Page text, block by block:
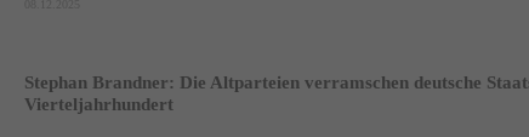
Stephan Brandner: Die Altparteien verramschen deutsche
Vierteljahrhundert